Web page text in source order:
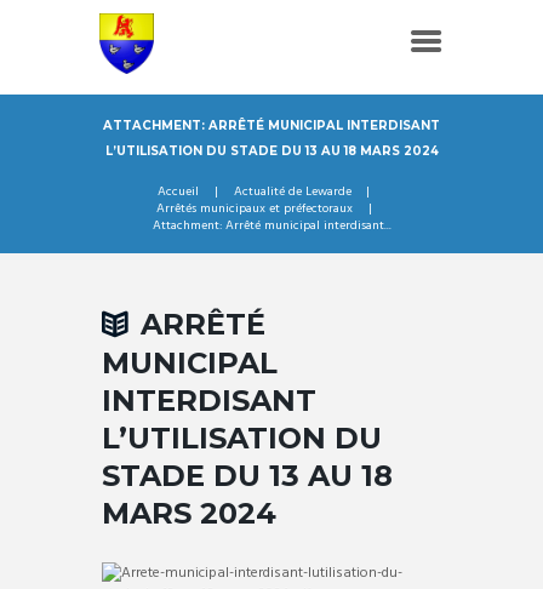
ATTACHMENT: ARRÊTÉ MUNICIPAL INTERDISANT
L’UTILISATION DU STADE DU 13 AU 18 MARS 2024
Accueil
Actualité de Lewarde
Arrêtés municipaux et préfectoraux
Attachment: Arrêté municipal interdisant...
ARRÊTÉ
MUNICIPAL
INTERDISANT
L’UTILISATION DU
STADE DU 13 AU 18
MARS 2024